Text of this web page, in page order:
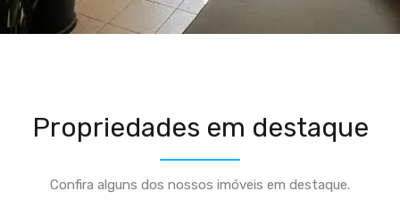
Propriedades em destaque
Confira alguns dos nossos imóveis em destaque.